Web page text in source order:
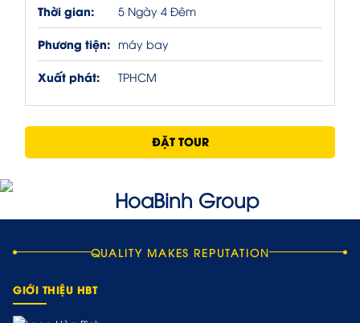
Thời gian:
5 Ngày 4 Đêm
Phương tiện: máy bay
Xuất phát: TPHCM
ĐẶT TOUR
QUALITY MAKES REPUTATION
GIỚI THIỆU HBT